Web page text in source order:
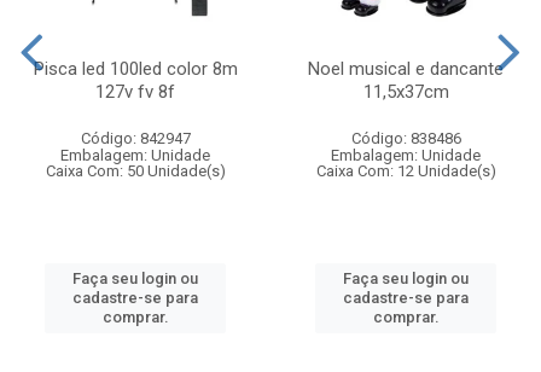
Pisca led 100led color 8m
127v fv 8f
Código: 842947
Embalagem: Unidade
Caixa Com: 50 Unidade(s)
Faça seu login ou
cadastre-se para
comprar.
Noel musical e dancante
11,5x37cm
Código: 838486
Embalagem: Unidade
Caixa Com: 12 Unidade(s)
Faça seu login ou
cadastre-se para
comprar.